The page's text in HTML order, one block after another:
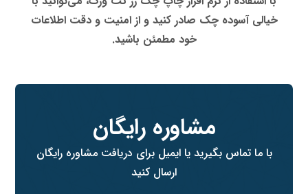
خیالی آسوده چک صادر کنید و از امنیت و دقت اطلاعات
خود مطمئن باشید.
مشاوره رایگان
با ما تماس بگیرید یا ایمیل برای دریافت مشاوره رایگان
ارسال کنید